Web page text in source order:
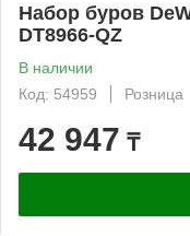
Набор буров
DT8966-QZ
В наличии
Код: 54959
Розница
42 947 ₸